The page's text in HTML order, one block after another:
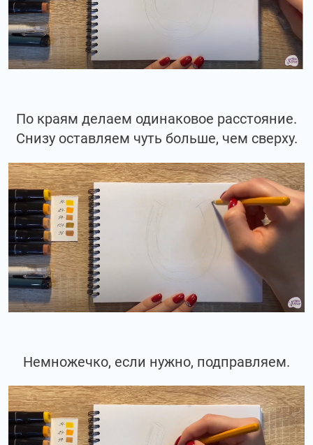
По краям делаем одинаковое расстояние.
Снизу оставляем чуть больше, чем сверху.
Немножечко, если нужно, подправляем.